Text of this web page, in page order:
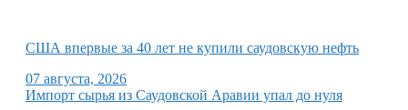
США впервые за 40 лет не купили саудовскую нефть
07 августа, 2026
Импорт сырья из Саудовской Аравии упал до нуля